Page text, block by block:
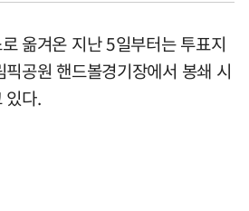
옮겨온 지난 5일부터는 투표지
공원 핸드볼경기장에서 봉쇄 시
있다.